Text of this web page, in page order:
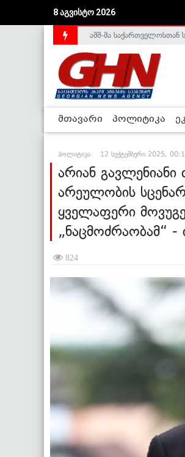
8 აგვისტო 2026
საქართველოს დე-ფაქტო
აშშ-მა საქართველოსთან
მთავარი პოლიტიკა
პოლიტიკა 12 სექტემბერი 2025,
არიან
არეულობის
ყველაფერი
„ნაცმოძრაობამ“
824